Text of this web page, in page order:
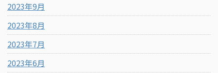
2023年9月
2023年8月
2023年7月
2023年6月